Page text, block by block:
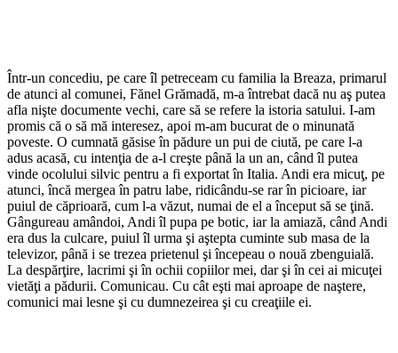
Într-un concediu, pe care îl petreceam cu familia la Breaza, primarul
de atunci al comunei, Fănel Grămadă, m-a întrebat dacă nu aş putea
afla nişte documente vechi, care să se refere la istoria satului. I-am
promis că o să mă interesez, apoi m-am bucurat de o minunată
poveste. O cumnată găsise în pădure un pui de ciută, pe care l-a
adus acasă, cu intenţia de a-l creşte până la un an, când îl putea
vinde ocolului silvic pentru a fi exportat în Italia. Andi era micuţ, pe
atunci, încă mergea în patru labe, ridicându-se rar în picioare, iar
puiul de căprioară, cum l-a văzut, numai de el a început să se ţină.
Gângureau amândoi, Andi îl pupa pe botic, iar la amiază, când Andi
era dus la culcare, puiul îl urma şi aştepta cuminte sub masa de la
televizor, până i se trezea prietenul şi începeau o nouă zbenguială.
La despărţire, lacrimi şi în ochii copiilor mei, dar şi în cei ai micuţei
vietăţi a pădurii. Comunicau. Cu cât eşti mai aproape de naştere,
comunici mai lesne şi cu dumnezeirea şi cu creaţiile ei.